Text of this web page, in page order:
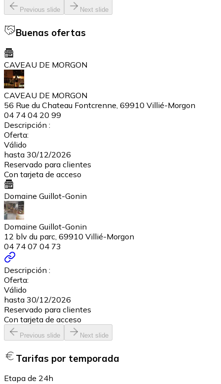
Previous slide Next slide
Buenas ofertas
CAVEAU DE MORGON
CAVEAU DE MORGON
56 Rue du Chateau Fontcrenne, 69910 Villié-Morgon
04 74 04 20 99
Descripción :
Oferta:
Válido
hasta 30/12/2026
Reservado para clientes
Con tarjeta de acceso
Domaine Guillot-Gonin
Domaine Guillot-Gonin
12 blv du parc, 69910 Villié-Morgon
04 74 07 04 73
Descripción :
Oferta:
Válido
hasta 30/12/2026
Reservado para clientes
Con tarjeta de acceso
Previous slide Next slide
Tarifas por temporada
Etapa de 24h